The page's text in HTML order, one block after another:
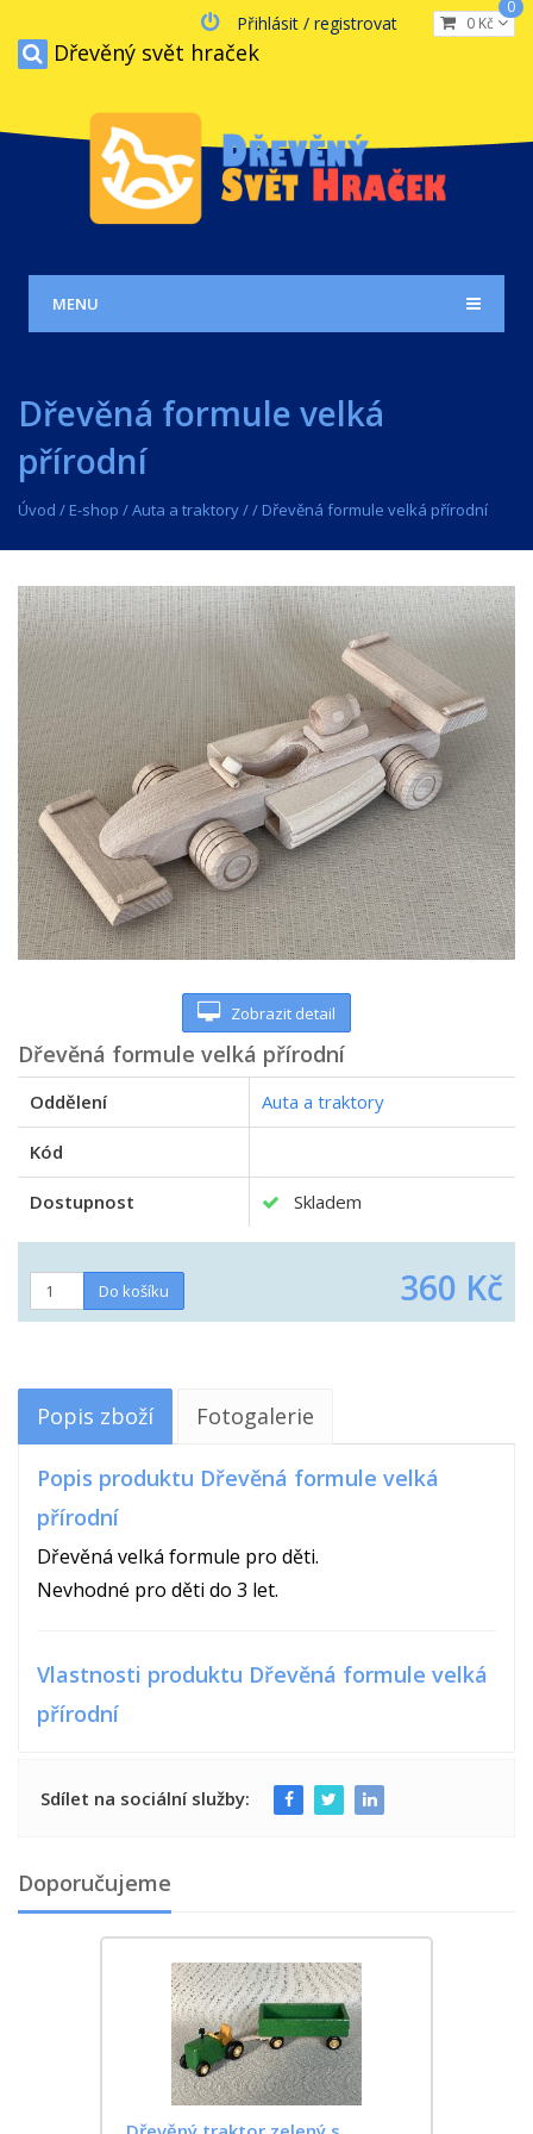
0 Kč
0
Přihlásit / registrovat
Dřevěný svět hraček
MENU
Dřevěná formule velká
přírodní
Úvod / E-shop /Auta a traktory// Dřevěná formule velká přírodní
Zobrazit detail
Dřevěná formule velká přírodní
Oddělení Auta a traktory
Kód
Dostupnost Skladem
360 Kč
Popis zboží Fotogalerie
Popis produktu Dřevěná formule velká
přírodní
Dřevěná velká formule pro děti.
Nevhodné pro děti do 3 let.
Vlastnosti produktu Dřevěná formule velká
přírodní
Sdílet na sociální služby:
Doporučujeme